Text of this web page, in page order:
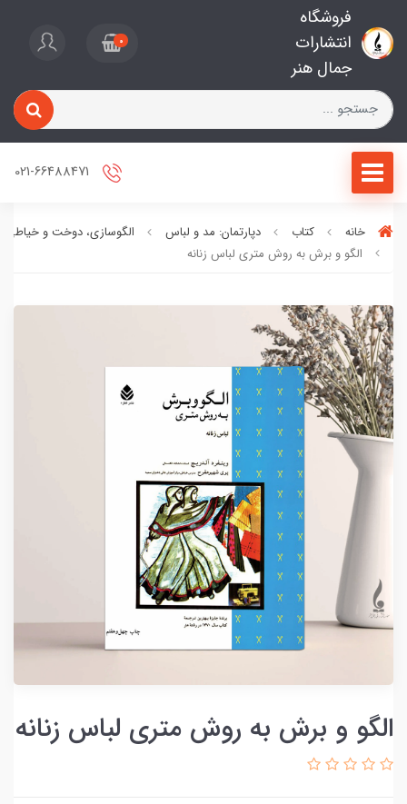
فروشگاه
انتشارات
جمال هنر
0
خانه کتاب دپارتمان: مد و لباس
الگوسازی، دوخت و خیاطی
الگو و برش به روش متری لباس زنانه
الگو و برش به روش متری لباس زنانه